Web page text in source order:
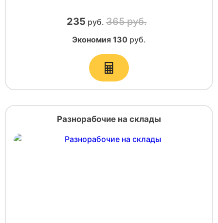
235 руб.365 руб.
Экономия 130 руб.
Разнорабочие на склады